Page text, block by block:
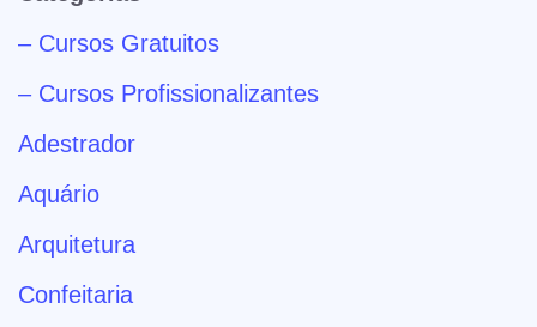
– Cursos Gratuitos
– Cursos Profissionalizantes
Adestrador
Aquário
Arquitetura
Confeitaria